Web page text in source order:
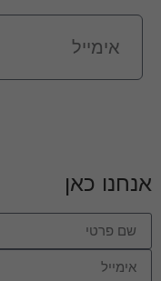
אנחנו כאן